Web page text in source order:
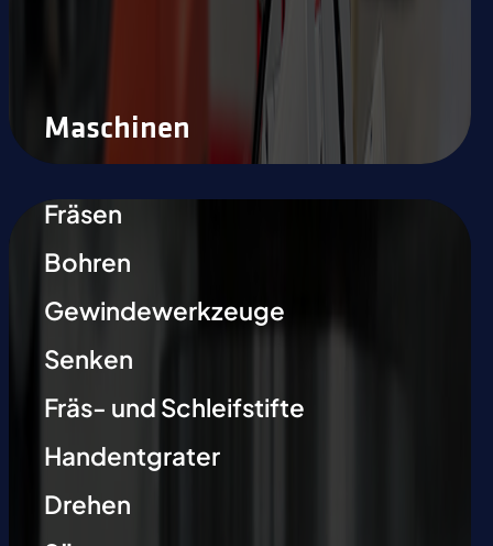
Maschinen
Fräsen
Bohren
Gewindewerkzeuge
Senken
Fräs- und Schleifstifte
Handentgrater
Drehen